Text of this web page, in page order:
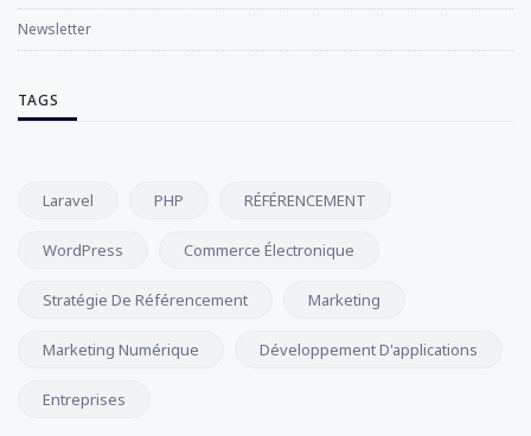
Newsletter
TAGS
Laravel PHP RÉFÉRENCEMENT
WordPress Commerce Électronique
Stratégie De Référencement Marketing
Marketing Numérique Développement D'applications
Entreprises